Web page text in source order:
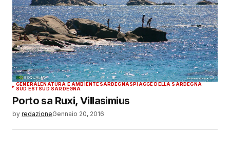
GENERALENATURA E AMBIENTESARDEGNASPIAGGE DELLA SARDEGNA
SUD ESTSUD SARDEGNA
Porto sa Ruxi, Villasimius
by redazioneGennaio 20, 2016